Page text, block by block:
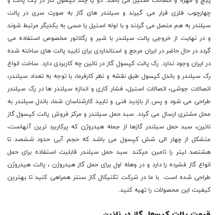
چهارچوب فلزی قرار می گیرند و سیلندر های گاز به صورت سری در پالت
سیلندر به هم متصل می گردند و با لوله استیل یا مسی به یکدیگر مرتبط شوند
و در نهایت از خروجی پالت سیلندر با شیر و رگلاتور مخصوص استفاده می
گردد.در حال حاضر در ایران مرجع و استانداردی برای تایید پالت های ساخته شده
در ایران وجود ندارد. رک پالت کپسول گاز در نائین چه کاربردی دارد. ساخت انواع
رک سیلندر و باندل کپسول طبق نقشه و نظر کارفرما، با توجه به تعداد سیلندر،
اتصالات جوشی، اتصالات استیل، فشار کاری و اندازه سیلندر ها در رک سیلندر
طراحی می شود و پس از بازدید فنی و تایید کارشناسان شما، باندل سیلندر به
محل مشتری ارسال می گردد. سبد حمل سیلندر و مرکز فروش پالت کپسول گاز
نائین، سبد حمل سیلندر گازها از جمله هیدروژن که پرکاربرد ترین آنهاست،
متشکل از چهار الی شش کپسول می باشد که حجم آبی حدود ششصد تا
هشتصد لیتر را تامین میکند. سبد حمل سیلندر قابلیت استفاده برای حمل
انواع گاز فشرده را دارد و در وهله اول برای حمل گاز هیدروژن ، پالت هیدروژن
طراحی شده است. با ما در شرکت تکنیکال گاز سنتر همراهی کنید تا بهترین
کیفیت این محصولات را تهیه کنید.